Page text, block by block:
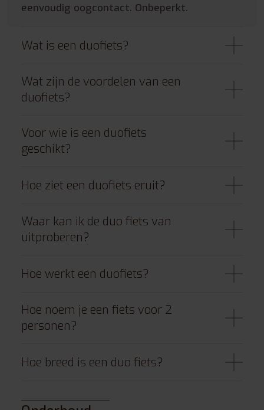
eenvoudig oogcontact. Onbeperkt.
Wat is een duofiets?
Wat zijn de voordelen van een
duofiets?
Voor wie is een duofiets
geschikt?
Hoe ziet een duofiets eruit?
Waar kan ik de duo fiets van
uitproberen?
Hoe werkt een duofiets?
Hoe noem je een fiets voor 2
personen?
Hoe breed is een duo fiets?